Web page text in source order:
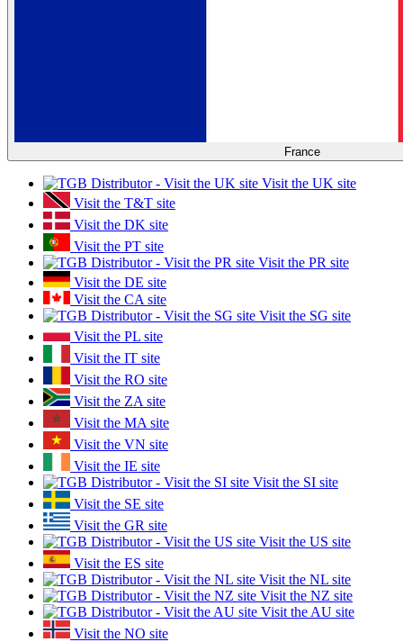
France
Visit the UK site
Visit the T&T site
Visit the DK site
Visit the PT site
Visit the PR site
Visit the DE site
Visit the CA site
Visit the SG site
Visit the PL site
Visit the IT site
Visit the RO site
Visit the ZA site
Visit the MA site
Visit the VN site
Visit the IE site
Visit the SI site
Visit the SE site
Visit the GR site
Visit the US site
Visit the ES site
Visit the NL site
Visit the NZ site
Visit the AU site
Visit the NO site